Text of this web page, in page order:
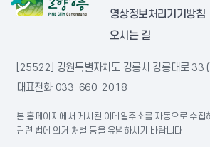
영상정보처리기기방침
오시는 길
[25522] 강원특별자치도 강릉시 강릉대로 33
대표전화 033-660-2018
본 홈페이지에서 게시된 이메일주소를 자동으로 수집
관련 법에 의거 처벌 등을 유념하시기 바랍니다.